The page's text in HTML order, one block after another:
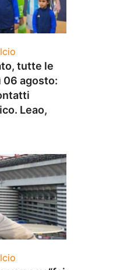
tutte le
06 agosto:
Leao,